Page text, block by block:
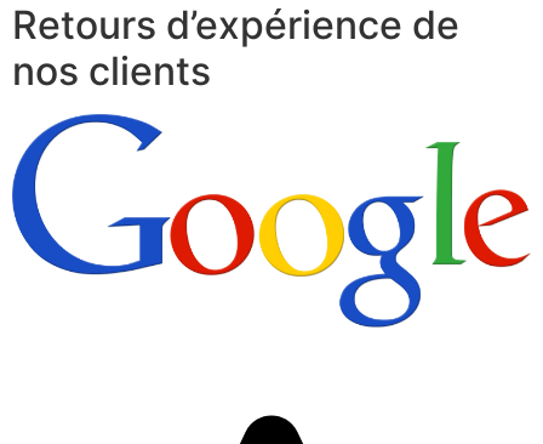
Retours d’expérience de
nos clients